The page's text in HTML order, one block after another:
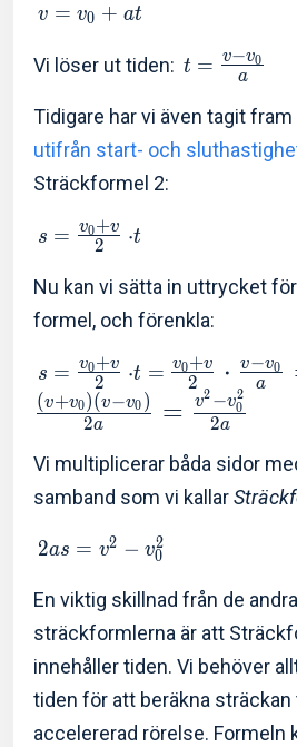
v = v0 + at
Vi löser ut tiden: t = a
v−v0
Tidigare har vi även tagit fram
utifrån start- och
Sträckformel 2:
s = 2
v0+v ⋅t
Nu kan vi sätta in uttrycket
formel, och förenkla:
s = 2
v0+v ⋅t = 2
v0+v ⋅ a
v−v0
2a
(v+v0)(v−v0 ) = 2a
v2 −v0
2
Vi multiplicerar båda sidor
samband som vi kallar
2as = v2 − v0
2
En viktig skillnad från de
sträckformlerna är att
innehåller tiden. Vi behöver
tiden för att beräkna
accelererad rörelse. Formeln